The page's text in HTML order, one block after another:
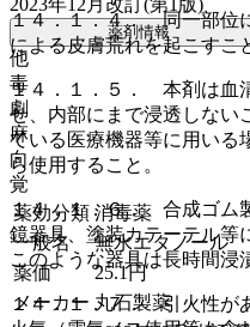
１４．１．４． 同一部位
による皮膚荒れを起こすこ
１４．１．５． 本剤は血
せ、内部にまで浸透しない
ている医療機器等に用いる
ら使用すること。
１４．１．６． 合成ゴム
鏡器具、塗装カテーテル等
このような器具は長時間浸
１４．１．７． 引火性が
薬剤情報
他
毒
劇
麻
向
覚
薬効分類 消毒薬
一般名
無水エタノール
薬価
25.1円
メーカー 丸石製薬